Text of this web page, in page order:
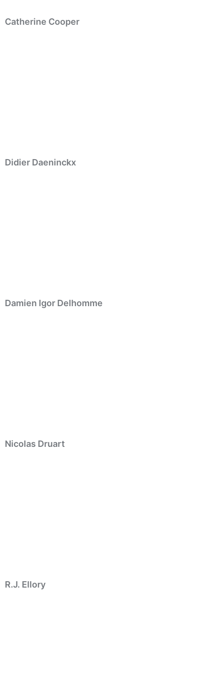
Catherine Cooper
Didier Daeninckx
Damien Igor Delhomme
Nicolas Druart
R.J. Ellory